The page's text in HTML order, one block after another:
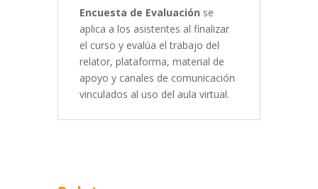
Encuesta de Evaluación se
aplica a los asistentes al finalizar
el curso y evalúa el trabajo del
relator, plataforma, material de
apoyo y canales de comunicación
vinculados al uso del aula virtual.